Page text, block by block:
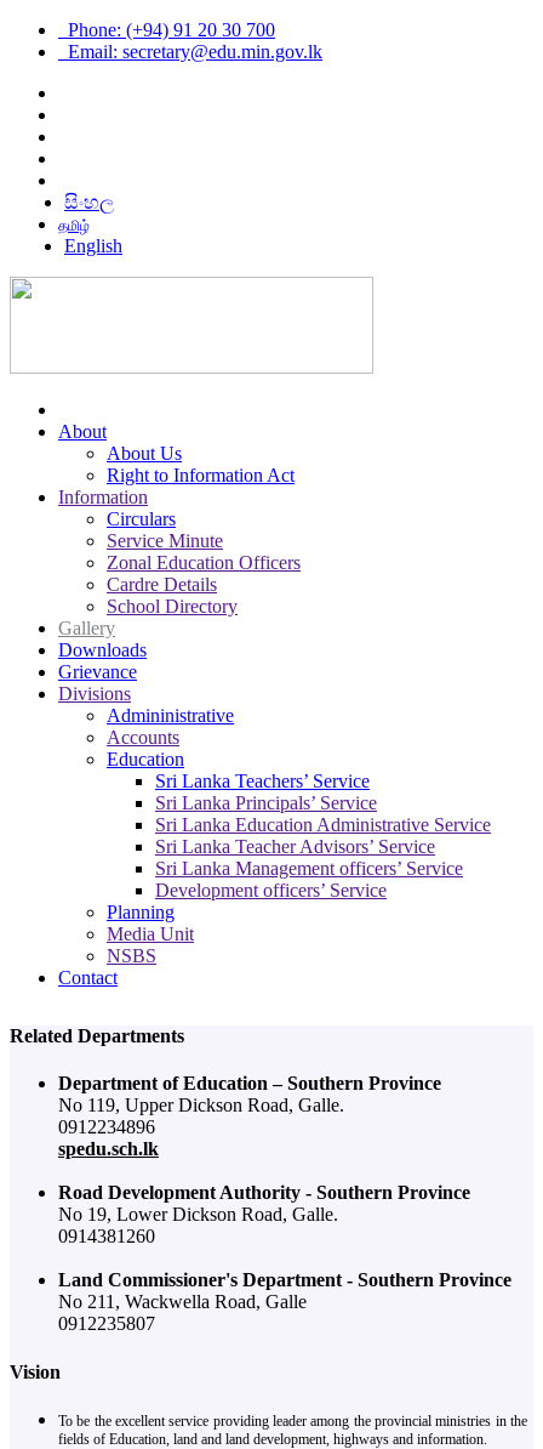
Phone: (+94) 91 20 30 700
Email: secretary@edu.min.gov.lk
සිංහල
தமிழ்
English
About
About Us
Right to Information Act
Information
Circulars
Service Minute
Zonal Education Officers
Cardre Details
School Directory
Gallery
Downloads
Grievance
Divisions
Admininistrative
Accounts
Education
Sri Lanka Teachers’ Service
Sri Lanka Principals’ Service
Sri Lanka Education Administrative Service
Sri Lanka Teacher Advisors’ Service
Sri Lanka Management officers’ Service
Development officers’ Service
Planning
Media Unit
NSBS
Contact
Related Departments
Department of Education – Southern Province
No 119, Upper Dickson Road, Galle.
0912234896
spedu.sch.lk
Road Development Authority - Southern Province
No 19, Lower Dickson Road, Galle.
0914381260
Land Commissioner's Department - Southern Province
No 211, Wackwella Road, Galle
0912235807
Vision
To be the excellent service providing leader among the provincial ministries in the
fields of Education, land and land development, highways and information.